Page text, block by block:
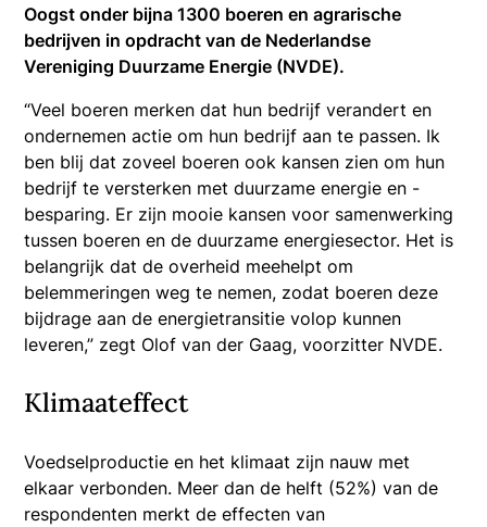
Oogst onder bijna 1300 boeren en agrarische
bedrijven in opdracht van de Nederlandse
Vereniging Duurzame Energie (NVDE).
“Veel boeren merken dat hun bedrijf verandert en
ondernemen actie om hun bedrijf aan te passen. Ik
ben blij dat zoveel boeren ook kansen zien om hun
bedrijf te versterken met duurzame energie en -
besparing. Er zijn mooie kansen voor samenwerking
tussen boeren en de duurzame energiesector. Het is
belangrijk dat de overheid meehelpt om
belemmeringen weg te nemen, zodat boeren deze
bijdrage aan de energietransitie volop kunnen
leveren,” zegt Olof van der Gaag, voorzitter NVDE.
Klimaateffect
Voedselproductie en het klimaat zijn nauw met
elkaar verbonden. Meer dan de helft (52%) van de
respondenten merkt de effecten van